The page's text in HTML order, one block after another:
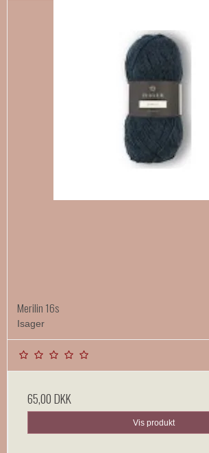
Merilin 16s
Isager
65,00 DKK
Vis produkt